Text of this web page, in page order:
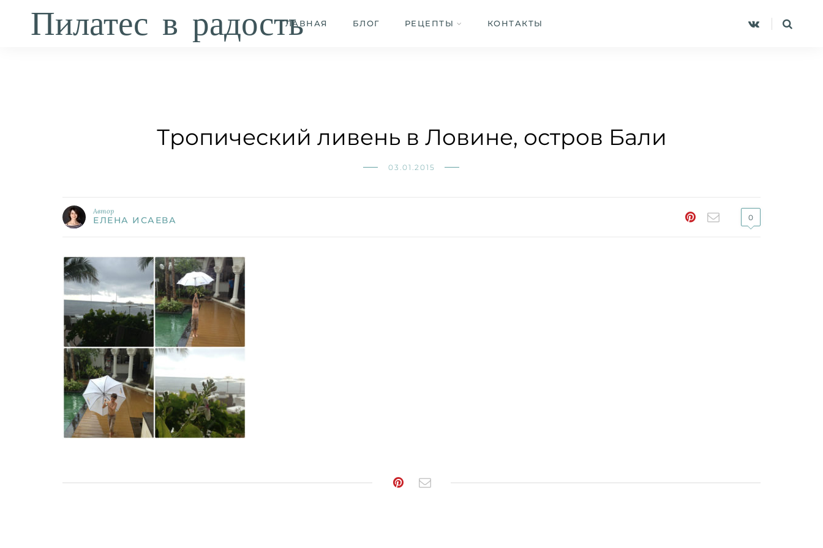
Пилатес в радостьГЛАВНАЯ БЛОГ РЕЦЕПТЫ КОНТАКТЫ
Тропический ливень в Ловине, остров Бали
03.01.2015
Автор
ЕЛЕНА ИСАЕВА 0